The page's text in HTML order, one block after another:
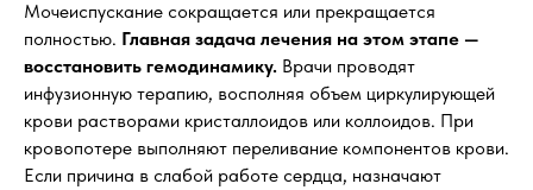
Мочеиспускание сокращается или прекращается
полностью. Главная задача лечения на этом этапе —
восстановить гемодинамику. Врачи проводят
инфузионную терапию, восполняя объем циркулирующей
крови растворами кристаллоидов или коллоидов. При
кровопотере выполняют переливание компонентов крови.
Если причина в слабой работе сердца, назначают